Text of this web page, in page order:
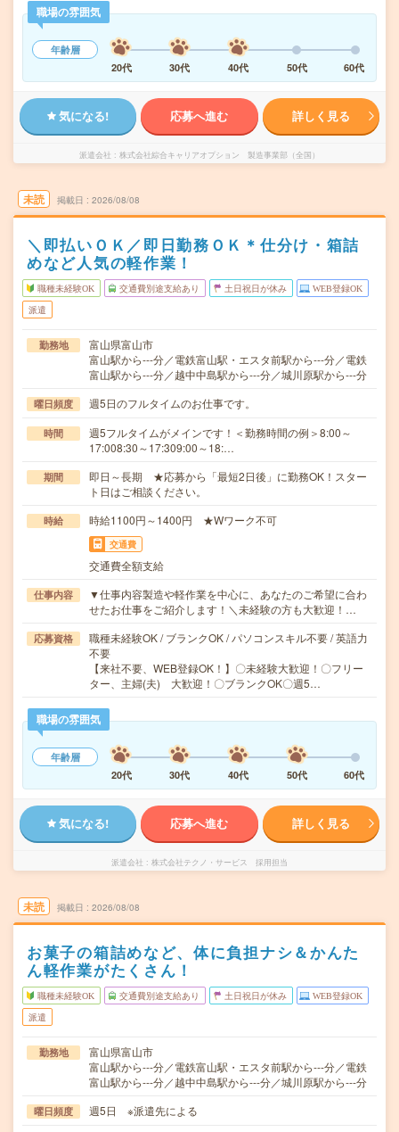
職場の雰囲気
年齢層
20代
30代 40代 50代 60代
気になる! 応募へ進む 詳しく見る
派遣会社 株式会社綜合キャリアオプション 製造事業部（全国）
未読 掲載日 2026/08/08
＼即払いＯＫ／即日勤務ＯＫ＊仕分け・箱詰
めなど人気の軽作業！
職種未経験OK 交通費別途支給あり 土日祝日が休み WEB登録OK
派遣
勤務地
富山県富山市
富山駅から---分／電鉄富山駅・エスタ前駅から---分／電鉄
富山駅から---分／越中中島駅から---分／城川原駅から---分
曜日頻度 週5日のフルタイムのお仕事です。
時間
週5フルタイムがメインです！＜勤務時間の例＞8:00～
17:008:30～17:309:00～18:…
期間
即日～長期 ★応募から「最短2日後」に勤務OK！スター
ト日はご相談ください。
時給 時給1100円～1400円 ★Wワーク不可
交通費
交通費全額支給
仕事内容
▼仕事内容製造や軽作業を中心に、あなたのご希望に合わ
せたお仕事をご紹介します！＼未経験の方も大歓迎！…
応募資格
職種未経験OK / ブランクOK / パソコンスキル不要 / 英語力
不要
【来社不要、WEB登録OK！】〇未経験大歓迎！〇フリー
ター、主婦(夫) 大歓迎！〇ブランクOK〇週5…
職場の雰囲気
年齢層
20代
30代 40代 50代 60代
気になる! 応募へ進む 詳しく見る
派遣会社 株式会社テクノ・サービス 採用担当
未読 掲載日 2026/08/08
お菓子の箱詰めなど、体に負担ナシ＆かんた
ん軽作業がたくさん！
職種未経験OK 交通費別途支給あり 土日祝日が休み WEB登録OK
派遣
勤務地
富山県富山市
富山駅から---分／電鉄富山駅・エスタ前駅から---分／電鉄
富山駅から---分／越中中島駅から---分／城川原駅から---分
曜日頻度 週5日 ※派遣先による